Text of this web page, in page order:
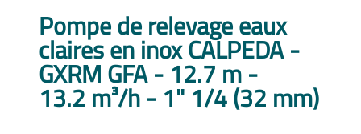
Pompe de relevage eaux
claires en inox CALPEDA -
GXRM GFA - 12.7 m -
13.2 m³/h - 1" 1/4 (32 mm)